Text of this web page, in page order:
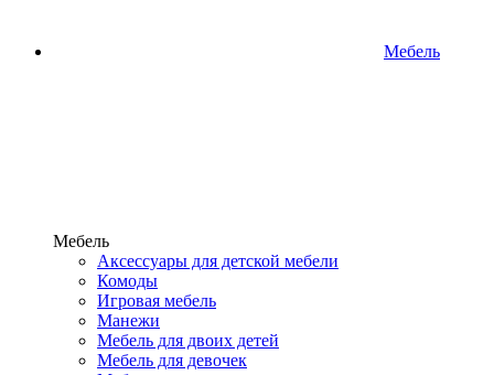
Мебель
Мебель
Аксессуары для детской мебели
Комоды
Игровая мебель
Манежи
Мебель для двоих детей
Мебель для девочек